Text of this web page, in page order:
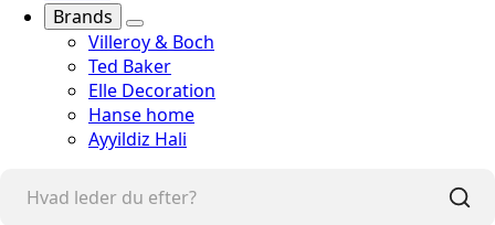
Brands
Villeroy & Boch
Ted Baker
Elle Decoration
Hanse home
Ayyildiz Hali